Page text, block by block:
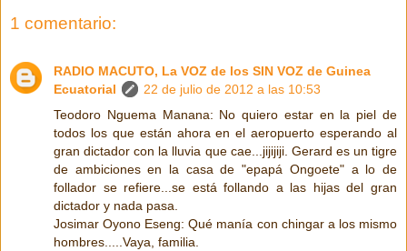
1 comentario:
RADIO MACUTO, La VOZ de los SIN VOZ de Guinea
Ecuatorial
22 de julio de 2012 a las 10:53
Teodoro Nguema Manana: No quiero estar en la piel de
todos los que están ahora en el aeropuerto esperando al
gran dictador con la lluvia que cae...jijijiji. Gerard es un tigre
de ambiciones en la casa de "epapá Ongoete" a lo de
follador se refiere...se está follando a las hijas del gran
dictador y nada pasa.
Josimar Oyono Eseng: Qué manía con chingar a los mismo
hombres.....Vaya, familia.